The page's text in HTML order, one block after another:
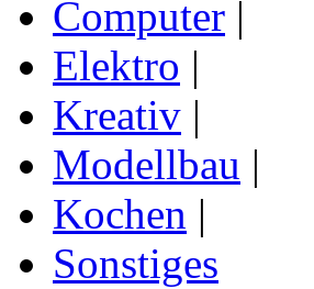
Computer |
Elektro |
Kreativ |
Modellbau |
Kochen |
Sonstiges